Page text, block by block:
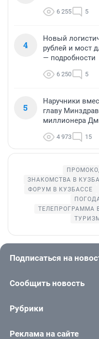
6 255 5
4
Новый
рублей и мост
— подробности
6 250 5
5
Наручники
главу
миллионера
4 973 15
ЗНАКОМСТВА В
ФОРУМ В КУЗБАССЕ
ТЕЛЕПРОГРАММА
Подписаться на
Сообщить новость
Рубрики
Реклама на сайте